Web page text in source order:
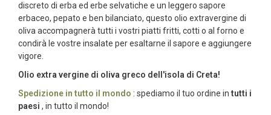
discreto di erba ed erbe selvatiche e un leggero sapore
erbaceo, pepato e ben bilanciato, questo olio extravergine di
oliva accompagnerà tutti i vostri piatti fritti, cotti o al forno e
condirà le vostre insalate per esaltarne il sapore e aggiungere
vigore.
Olio extra vergine di oliva greco dell'isola di Creta!
Spedizione in tutto il mondo : spediamo il tuo ordine intutti i
paesi , in tutto il mondo!